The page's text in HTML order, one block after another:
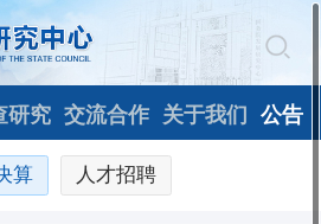
研究 交流合作 关于我们 公告
算 人才招聘